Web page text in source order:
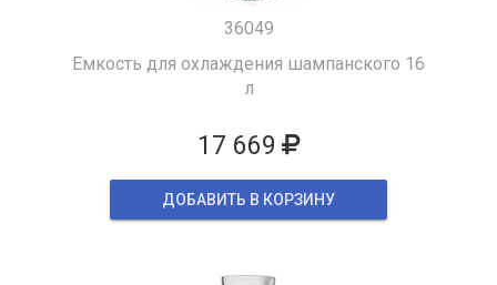
36049
Емкость для охлаждения шампанского 16
л
17 669
ДОБАВИТЬ В КОРЗИНУ